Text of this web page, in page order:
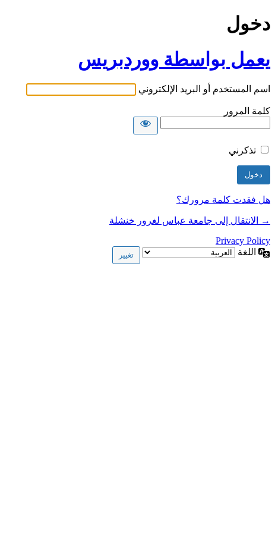
دخول
يعمل بواسطة ووردبريس
اسم المستخدم أو البريد الإلكتروني
كلمة المرور
تذكرني
هل فقدت كلمة مرورك؟
→ الانتقال إلى جامعة عباس لغرور خنشلة
Privacy Policy
اللغة